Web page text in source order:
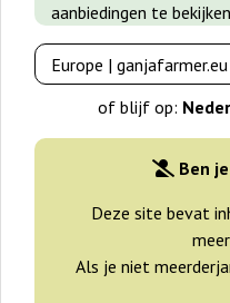
aanbiedingen te
of blijf op:
Ben
Deze site bevat
Als je niet
-25%
+gratisie